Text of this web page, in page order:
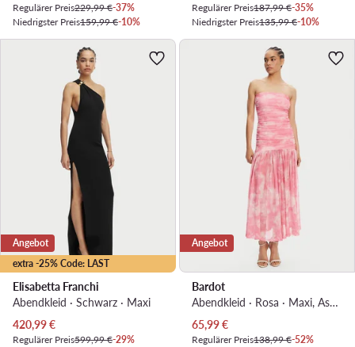
Regulärer Preis229,99 €-37%
Niedrigster Preis159,99 €-10%
Regulärer Preis187,99 €-35%
Niedrigster Preis135,99 €-10%
extra -25% Code: LAST
Angebot
Elisabetta Franchi
Abendkleid · Schwarz · Maxi
Aktueller Preis
420,99€
Regulärer Preis599,99 €-29%
Angebot
Bardot
Abendkleid · Rosa · Maxi, Asymmetrisch
Aktueller Preis
65,99€
Regulärer Preis138,99 €-52%